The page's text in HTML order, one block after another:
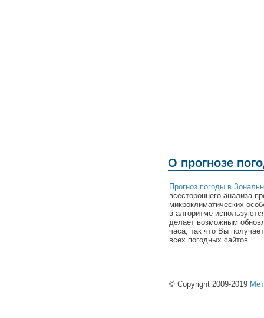
О прогнозе
Прогноз погоды в
всестороннего анализа
микроклиматических
в алгоритме
делает возможным
часа, так что Вы
всех погодных сайтов.
© Copyright 2009-2019